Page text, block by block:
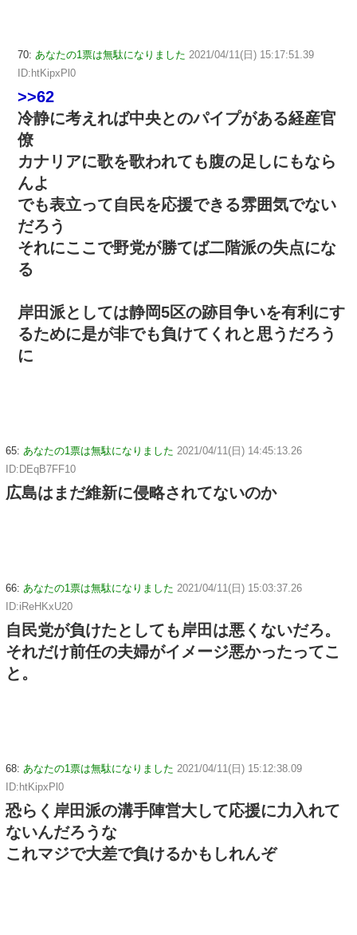
70: あなたの1票は無駄になりました 2021/04/11(日) 15:17:51.39
ID:htKipxPl0
>>62
冷静に考えれば中央とのパイプがある経産官
僚
カナリアに歌を歌われても腹の足しにもなら
んよ
でも表立って自民を応援できる雰囲気でない
だろう
それにここで野党が勝てば二階派の失点にな
る
岸田派としては静岡5区の跡目争いを有利にす
るために是が非でも負けてくれと思うだろう
に
65: あなたの1票は無駄になりました 2021/04/11(日) 14:45:13.26
ID:DEqB7FF10
広島はまだ維新に侵略されてないのか
66: あなたの1票は無駄になりました 2021/04/11(日) 15:03:37.26
ID:iReHKxU20
自民党が負けたとしても岸田は悪くないだろ。
それだけ前任の夫婦がイメージ悪かったってこ
と。
68: あなたの1票は無駄になりました 2021/04/11(日) 15:12:38.09
ID:htKipxPl0
恐らく岸田派の溝手陣営大して応援に力入れて
ないんだろうな
これマジで大差で負けるかもしれんぞ